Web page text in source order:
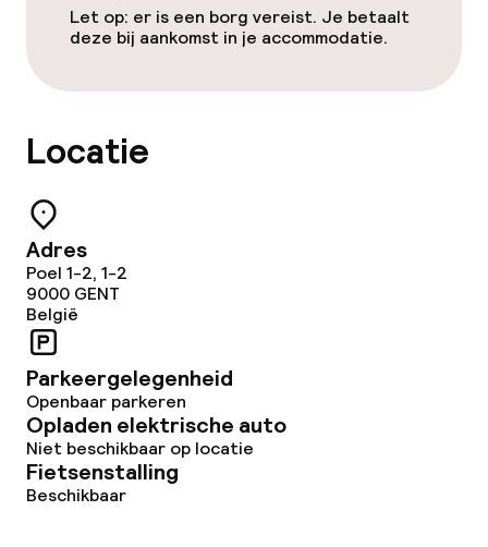
Overal rookvrij
Let op: er is een borg vereist. Je betaalt
deze bij aankomst in je accommodatie.
Locatie
Adres
Poel 1-2, 1-2
9000 GENT
België
Parkeergelegenheid
Openbaar parkeren
Opladen elektrische auto
Niet beschikbaar op locatie
Fietsenstalling
Beschikbaar